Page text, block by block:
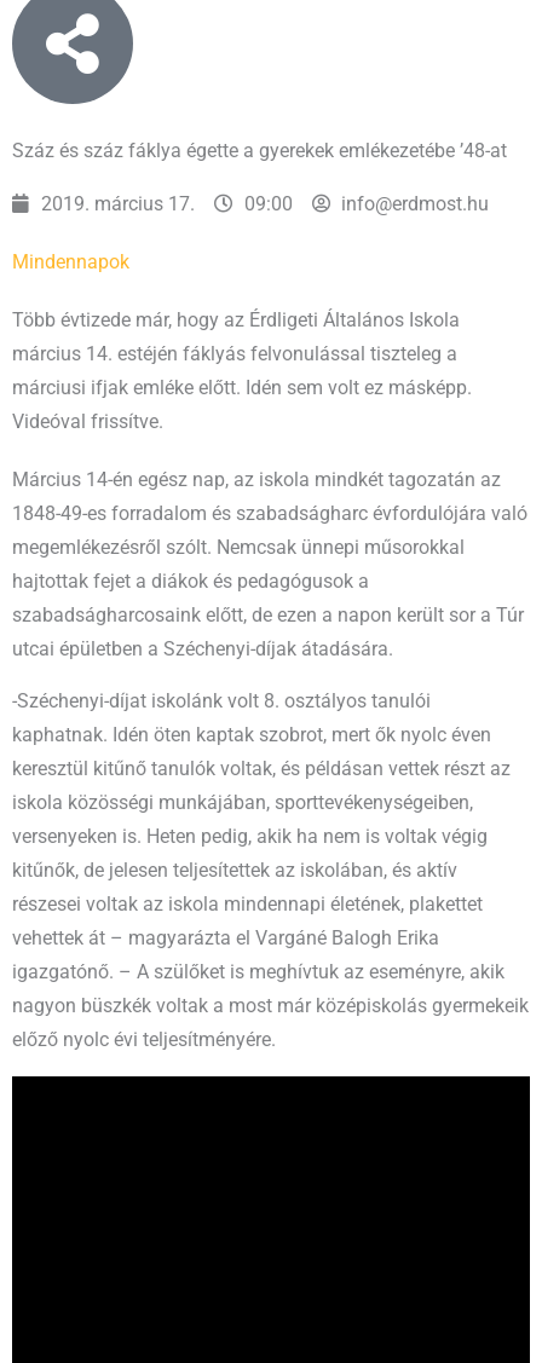
Száz és száz fáklya égette a gyerekek emlékezetébe ’48-at
2019. március 17. 09:00 info@erdmost.hu
Mindennapok
Több évtizede már, hogy az Érdligeti Általános Iskola
március 14. estéjén fáklyás felvonulással tiszteleg a
márciusi ifjak emléke előtt. Idén sem volt ez másképp.
Videóval frissítve.
Március 14-én egész nap, az iskola mindkét tagozatán az
1848-49-es forradalom és szabadságharc évfordulójára való
megemlékezésről szólt. Nemcsak ünnepi műsorokkal
hajtottak fejet a diákok és pedagógusok a
szabadságharcosaink előtt, de ezen a napon került sor a Túr
utcai épületben a Széchenyi-díjak átadására.
-Széchenyi-díjat iskolánk volt 8. osztályos tanulói
kaphatnak. Idén öten kaptak szobrot, mert ők nyolc éven
keresztül kitűnő tanulók voltak, és példásan vettek részt az
iskola közösségi munkájában, sporttevékenységeiben,
versenyeken is. Heten pedig, akik ha nem is voltak végig
kitűnők, de jelesen teljesítettek az iskolában, és aktív
részesei voltak az iskola mindennapi életének, plakettet
vehettek át – magyarázta el Vargáné Balogh Erika
igazgatónő. – A szülőket is meghívtuk az eseményre, akik
nagyon büszkék voltak a most már középiskolás gyermekeik
előző nyolc évi teljesítményére.